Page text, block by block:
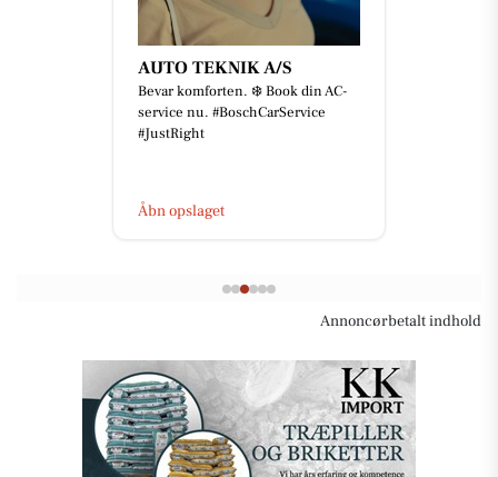
AUTO TEKNIK A/S
Bevar komforten. ❄️ Book din AC-
service nu. #BoschCarService
#JustRight
Åbn opslaget
Annoncørbetalt indhold